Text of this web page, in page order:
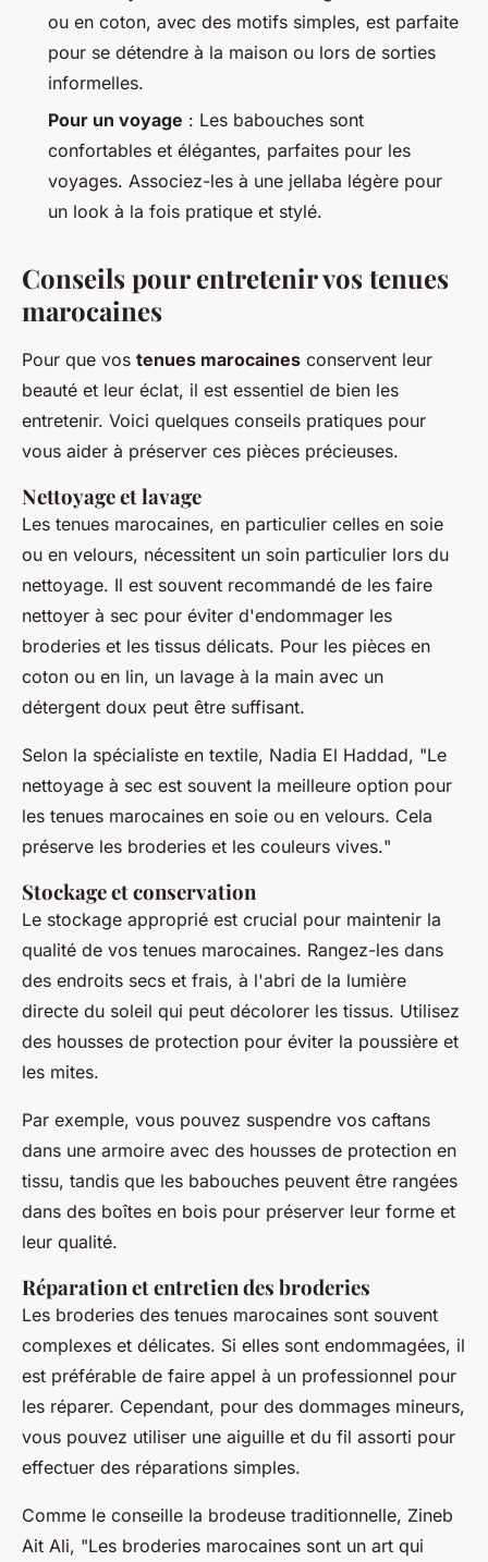
ou en coton, avec des motifs simples, est parfaite
pour se détendre à la maison ou lors de sorties
informelles.
Pour un voyage : Les babouches sont
confortables et élégantes, parfaites pour les
voyages. Associez-les à une jellaba légère pour
un look à la fois pratique et stylé.
Conseils pour entretenir vos tenues
marocaines
Pour que vos tenues marocaines conservent leur
beauté et leur éclat, il est essentiel de bien les
entretenir. Voici quelques conseils pratiques pour
vous aider à préserver ces pièces précieuses.
Nettoyage et lavage
Les tenues marocaines, en particulier celles en soie
ou en velours, nécessitent un soin particulier lors du
nettoyage. Il est souvent recommandé de les faire
nettoyer à sec pour éviter d'endommager les
broderies et les tissus délicats. Pour les pièces en
coton ou en lin, un lavage à la main avec un
détergent doux peut être suffisant.
Selon la spécialiste en textile, Nadia El Haddad, "Le
nettoyage à sec est souvent la meilleure option pour
les tenues marocaines en soie ou en velours. Cela
préserve les broderies et les couleurs vives."
Stockage et conservation
Le stockage approprié est crucial pour maintenir la
qualité de vos tenues marocaines. Rangez-les dans
des endroits secs et frais, à l'abri de la lumière
directe du soleil qui peut décolorer les tissus. Utilisez
des housses de protection pour éviter la poussière et
les mites.
Par exemple, vous pouvez suspendre vos caftans
dans une armoire avec des housses de protection en
tissu, tandis que les babouches peuvent être rangées
dans des boîtes en bois pour préserver leur forme et
leur qualité.
Réparation et entretien des broderies
Les broderies des tenues marocaines sont souvent
complexes et délicates. Si elles sont endommagées, il
est préférable de faire appel à un professionnel pour
les réparer. Cependant, pour des dommages mineurs,
vous pouvez utiliser une aiguille et du fil assorti pour
effectuer des réparations simples.
Comme le conseille la brodeuse traditionnelle, Zineb
Ait Ali, "Les broderies marocaines sont un art qui